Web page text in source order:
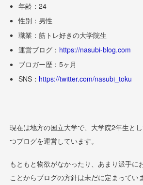
年齢：24
性別：男性
職業：筋トレ好きの大学院生
運営ブログ： https://nasubi-blog.com
ブロガー歴：5ヶ月
SNS： https://twitter.com/nasubi_toku
現在は地方の国立大学で、大学院2年生と
つブログを運営しています。
もともと物欲がなかったり、あまり派手に
ことからブログの方針は未だに定まってい